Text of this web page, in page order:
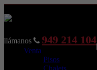
llámanos 949 214 104
Venta
Pisos
Chalets